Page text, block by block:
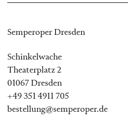
Semperoper Dresden
Schinkelwache
Theaterplatz 2
01067 Dresden
+49 351 4911 705
bestellung@semperoper.de